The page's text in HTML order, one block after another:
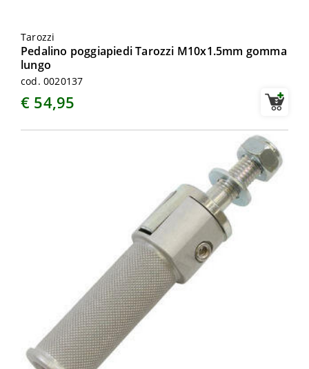
Tarozzi
Pedalino poggiapiedi Tarozzi M10x1.5mm gomma
lungo
cod. 0020137
€ 54,95